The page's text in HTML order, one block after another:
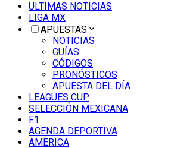
ULTIMAS NOTICIAS
LIGA MX
APUESTAS
NOTICIAS
GUÍAS
CÓDIGOS
PRONÓSTICOS
APUESTA DEL DÍA
LEAGUES CUP
SELECCIÓN MEXICANA
F1
AGENDA DEPORTIVA
AMERICA